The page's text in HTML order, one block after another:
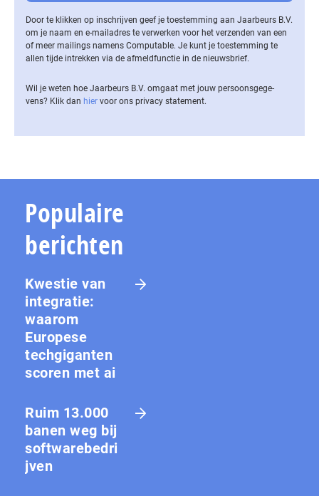
Door te klikken op inschrijven geef je toestemming aan Jaarbeurs B.V.
om je naam en e-mailadres te verwerken voor het verzenden van een
of meer mailings namens Computable. Je kunt je toestemming te
allen tijde intrekken via de af­meld­func­tie in de nieuwsbrief.
Wil je weten hoe Jaarbeurs B.V. omgaat met jouw per­soons­ge­ge­
vens? Klik dan hier voor ons privacy statement.
Populaire
berichten
Kwestie van
integratie:
waarom
Europese
techgiganten
scoren met ai
Ruim 13.000
banen weg bij
softwarebedri
jven